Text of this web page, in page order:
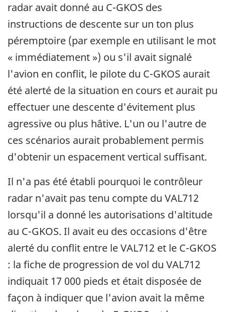
radar avait donné au C-GKOS des
instructions de descente sur un ton plus
péremptoire (par exemple en utilisant le mot
« immédiatement ») ou s'il avait signalé
l'avion en conflit, le pilote du C-GKOS aurait
été alerté de la situation en cours et aurait pu
effectuer une descente d'évitement plus
agressive ou plus hâtive. L'un ou l'autre de
ces scénarios aurait probablement permis
d'obtenir un espacement vertical suffisant.
Il n'a pas été établi pourquoi le contrôleur
radar n'avait pas tenu compte du VAL712
lorsqu'il a donné les autorisations d'altitude
au C-GKOS. Il avait eu des occasions d'être
alerté du conflit entre le VAL712 et le C-GKOS
: la fiche de progression de vol du VAL712
indiquait 17 000 pieds et était disposée de
façon à indiquer que l'avion avait la même